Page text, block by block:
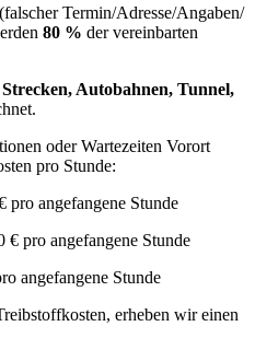
Termin/Adresse/Angaben/
80 % der vereinbarten
Autobahnen, Tunnel,
oder Wartezeiten Vorort
pro Stunde:
pro angefangene Stunde
pro angefangene Stunde
angefangene Stunde
erheben wir einen